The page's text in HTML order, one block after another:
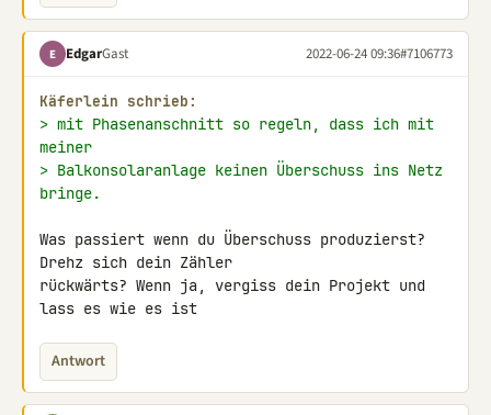
E EdgarGast 2022-06-24 09:36#7106773
Käferlein schrieb:
> mit Phasenanschnitt so regeln, dass ich mit
meiner
> Balkonsolaranlage keinen Überschuss ins Netz
bringe.
Was passiert wenn du Überschuss produzierst?
Drehz sich dein Zähler
rückwärts? Wenn ja, vergiss dein Projekt und
lass es wie es ist
Antwort